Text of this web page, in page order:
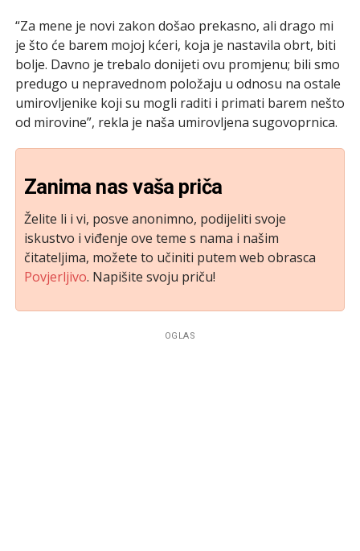
“Za mene je novi zakon došao prekasno, ali drago mi
je što će barem mojoj kćeri, koja je nastavila obrt, biti
bolje. Davno je trebalo donijeti ovu promjenu; bili smo
predugo u nepravednom položaju u odnosu na ostale
umirovljenike koji su mogli raditi i primati barem nešto
od mirovine”, rekla je naša umirovljena sugovoprnica.
Zanima nas vaša priča
Želite li i vi, posve anonimno, podijeliti svoje
iskustvo i viđenje ove teme s nama i našim
čitateljima, možete to učiniti putem web obrasca
Povjerljivo. Napišite svoju priču!
OGLAS